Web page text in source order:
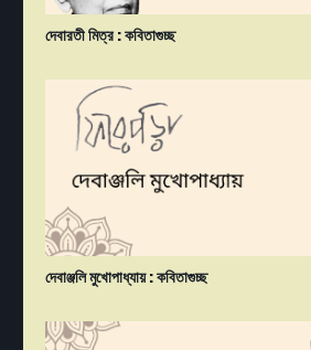
দেবারতী মিত্র : কবিতাগুচ্ছ
দেবাঞ্জলি মুখোপাধ্যায় : কবিতাগুচ্ছ